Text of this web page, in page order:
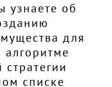
узнаете об
для
алгоритме
списке